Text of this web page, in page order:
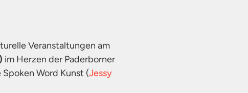
Veranstaltungen am
im Herzen der Paderborner
Word Kunst (Jessy